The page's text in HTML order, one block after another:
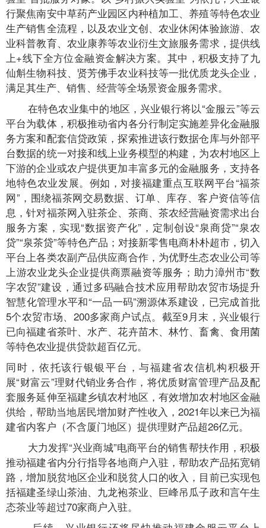
行聚焦南安中草药产业园区内种植加工、养殖等特色农业
生产销售全流程，以及农业文创、农业休闲体验旅游、农
业科普教育、农业康养等农业衍生文旅服务需求，提供线
上+线下全方位金融资金解决方案。其中，积极支持了九
仙斛生物科技、贤芳佛手农业科技等一批优质龙头企业，
满足其生产、销售、经营等全场景资金服务需求。
在特色农业集中的地区，兴业银行将以“金服云”等云
平台为载体，积极推动省内各分行制定实施差异化金融服
务方案和配套信贷政策，探索推进该行数据仓库与外部平
台数据的统一对接和线上业务模型的构建，为农村地区上
下游的企业或农户提供更加丰富多元的金融服务，支持各
地特色农业发展。例如，对接福建重点互联网平台“福茶
网”，围绕福茶网交易数据、订单、库存、客户资信等信
息，针对福茶网入驻茶企、茶商、茶农经营融资需求出台
服务方案，实现“数据资产化”，定制创设“泉商贷”“泉农
贷”“泉茶贷”等特色产品；对接新零售电商朴朴超市，切入
平台上各类农副产品供应商合作，为优野生态农业公司等
上游农业龙头企业提供商票融资等服务；助力漳州市“数
字农贸”建设，通过多码融合技术应用帮助农贸市场提升
智慧化管理水平和“一品一码”溯源体系建设，已完成首批
5个农贸市场、200多家商户试点。截至9月末，兴业银行
已向福建省茶叶、水产、花卉苗木、林竹、畜禽、食用菌
等特色农业提供贷款超百亿元。
同时，依托该行银银平台，与福建省农信机构积极开
展“财富云”理财代销业务合作，将优质财富管理产品及配
套服务延伸至福建乡镇农村地区，有效增加农村地区金融
供给，帮助当地居民增加财产性收入，2021年以来已为福
建省内客户（不含厦门地区）提供理财产品超26亿元。
大力发挥“兴业商城”电商平台的销售帮扶作用，积极
推动福建省内分行指导各地商户入驻，帮助农产品拓宽销
路，增加脱贫地区企业和脱贫人口的收入，目前已实现包
括福建圣绿山茶油、九龙袍茶业、巨峰吊瓜子政和言午生
态茶业等超过70家商户入驻。